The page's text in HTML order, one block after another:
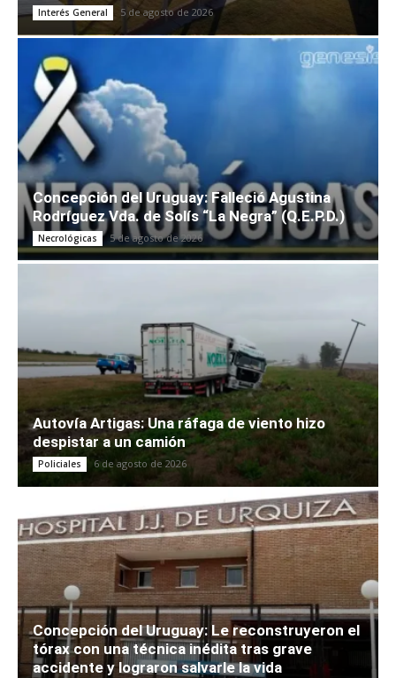
Interés General 5 de agosto de 2026
Concepción del Uruguay: Falleció Agustina
Rodríguez Vda. de Solís “La Negra” (Q.E.P.D.)
Necrológicas 5 de agosto de 2026
Autovía Artigas: Una ráfaga de viento hizo
despistar a un camión
Policiales 6 de agosto de 2026
Concepción del Uruguay: Le reconstruyeron el
tórax con una técnica inédita tras grave
accidente y lograron salvarle la vida